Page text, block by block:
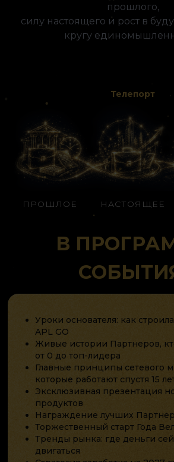
прошлого,
силу настоящего и рост в
кругу
Телепорт
ПРОШЛОЕ НАСТОЯЩЕЕ
В
Уроки основателя: как
APL GO
Живые истории Партнеров,
от 0 до топ-лидера
Главные принципы сетевого
которые работают спустя 15
Эксклюзивная презентация
продуктов
Награждение лучших
Торжественный старт Года
Тренды рынка: где деньги
двигаться